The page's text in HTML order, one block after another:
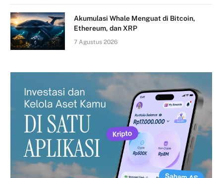
Akumulasi Whale Menguat di Bitcoin,
Ethereum, dan XRP
7 Agustus 2026